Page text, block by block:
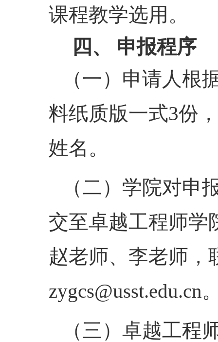
课程教学选用。
四、 申报程序
（一） 申请人根
料纸质版一式3份
姓名。
（二） 学院对申
交至卓越工程师学
赵老师、李老师，
（三） 卓越工程